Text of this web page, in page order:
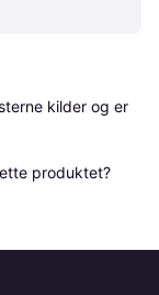
kilder og er
produktet?